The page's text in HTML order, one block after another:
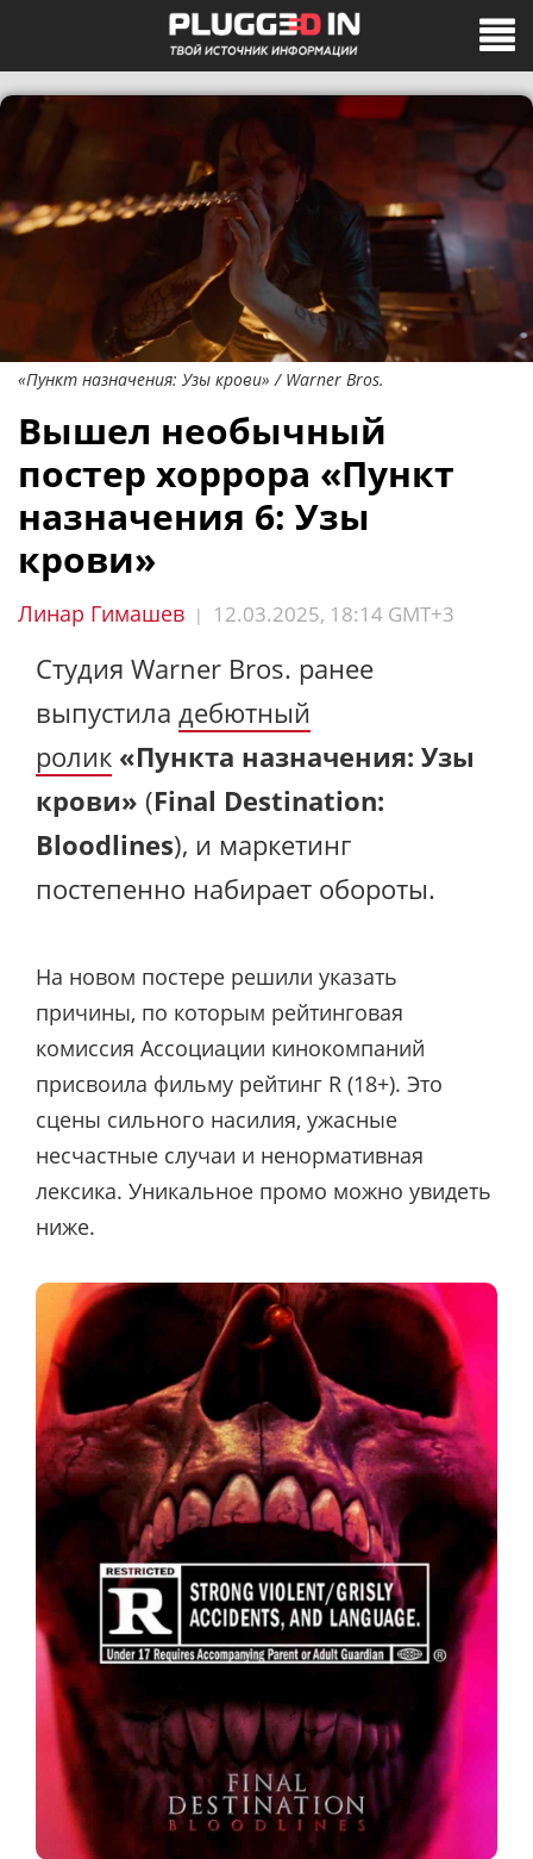
«Пункт назначения: Узы крови» / Warner Bros.
Вышел необычный
постер хоррора «Пункт
назначения 6: Узы
крови»
Линар Гимашев | 12.03.2025, 18:14 GMT+3
Студия Warner Bros. ранее
выпустила дебютный
ролик «Пункта назначения: Узы
крови» (Final Destination:
Bloodlines), и маркетинг
постепенно набирает обороты.
На новом постере решили указать
причины, по которым рейтинговая
комиссия Ассоциации кинокомпаний
присвоила фильму рейтинг R (18+). Это
сцены сильного насилия, ужасные
несчастные случаи и ненормативная
лексика. Уникальное промо можно увидеть
ниже.